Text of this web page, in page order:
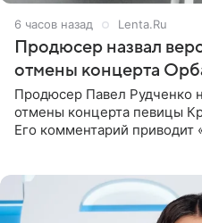
6 часов назад Lenta.Ru
Продюсер назвал
отмены концерта
Продюсер Павел Рудченко
отмены концерта певицы
Его комментарий приводит